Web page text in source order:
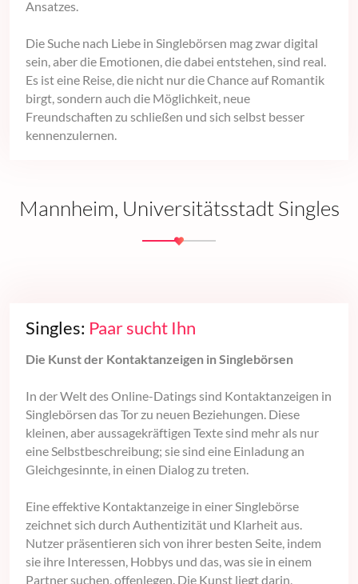
Ansatzes.
Die Suche nach Liebe in Singlebörsen mag zwar digital
sein, aber die Emotionen, die dabei entstehen, sind real.
Es ist eine Reise, die nicht nur die Chance auf Romantik
birgt, sondern auch die Möglichkeit, neue
Freundschaften zu schließen und sich selbst besser
kennenzulernen.
Mannheim, Universitätsstadt Singles
Singles: Paar sucht Ihn
Die Kunst der Kontaktanzeigen in Singlebörsen
In der Welt des Online-Datings sind Kontaktanzeigen in
Singlebörsen das Tor zu neuen Beziehungen. Diese
kleinen, aber aussagekräftigen Texte sind mehr als nur
eine Selbstbeschreibung; sie sind eine Einladung an
Gleichgesinnte, in einen Dialog zu treten.
Eine effektive Kontaktanzeige in einer Singlebörse
zeichnet sich durch Authentizität und Klarheit aus.
Nutzer präsentieren sich von ihrer besten Seite, indem
sie ihre Interessen, Hobbys und das, was sie in einem
Partner suchen, offenlegen. Die Kunst liegt darin,